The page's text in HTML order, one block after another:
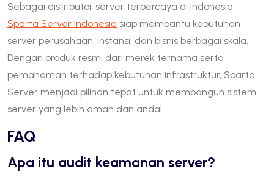
Sebagai distributor server terpercaya di Indonesia,
Sparta Server Indonesia siap membantu kebutuhan
server perusahaan, instansi, dan bisnis berbagai skala.
Dengan produk resmi dari merek ternama serta
pemahaman terhadap kebutuhan infrastruktur, Sparta
Server menjadi pilihan tepat untuk membangun sistem
server yang lebih aman dan andal.
FAQ
Apa itu audit keamanan server?